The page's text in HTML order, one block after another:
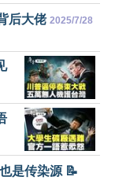
后大佬 2025/7/28
是传染源 📝